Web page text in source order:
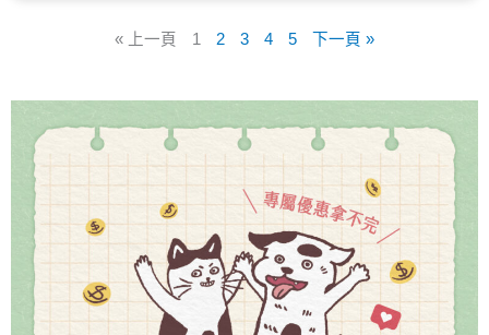
« 上一頁 1 2 3 4 5 下一頁 »